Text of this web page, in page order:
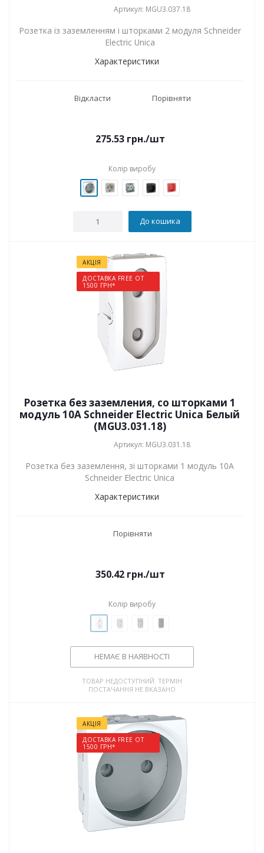
Артикул: MGU3.037.18
Розетка із заземленням і шторками 2 модуля Schneider
Electric Unica
Характеристики
Відкласти Порівняти
275.53грн./шт
Колір виробу
До кошика
АКЦІЯ
ДОСТАВКА FREE ОТ
1500 ГРН*
Розетка без заземления, со шторками 1
модуль 10А Schneider Electric Unica Белый
(MGU3.031.18)
Артикул: MGU3.031.18
Розетка без заземлення, зі шторками 1 модуль 10А
Schneider Electric Unica
Характеристики
Порівняти
350.42грн./шт
Колір виробу
НЕМАЄ В НАЯВНОСТІ
ТОВАР НЕДОСТУПНИЙ. ТЕРМІН
ПОСТАЧАННЯ НЕ ВКАЗАНО
АКЦІЯ
ДОСТАВКА FREE ОТ
1500 ГРН*